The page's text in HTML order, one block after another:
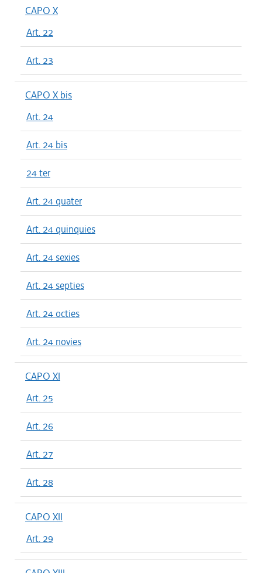
CAPO X
Art. 22
Art. 23
CAPO X bis
Art. 24
Art. 24 bis
24 ter
Art. 24 quater
Art. 24 quinquies
Art. 24 sexies
Art. 24 septies
Art. 24 octies
Art. 24 novies
CAPO XI
Art. 25
Art. 26
Art. 27
Art. 28
CAPO XII
Art. 29